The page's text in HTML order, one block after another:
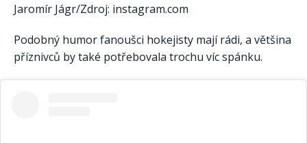
Jaromír Jágr/Zdroj: instagram.com
Podobný humor fanoušci hokejisty mají rádi, a většina
příznivců by také potřebovala trochu víc spánku.